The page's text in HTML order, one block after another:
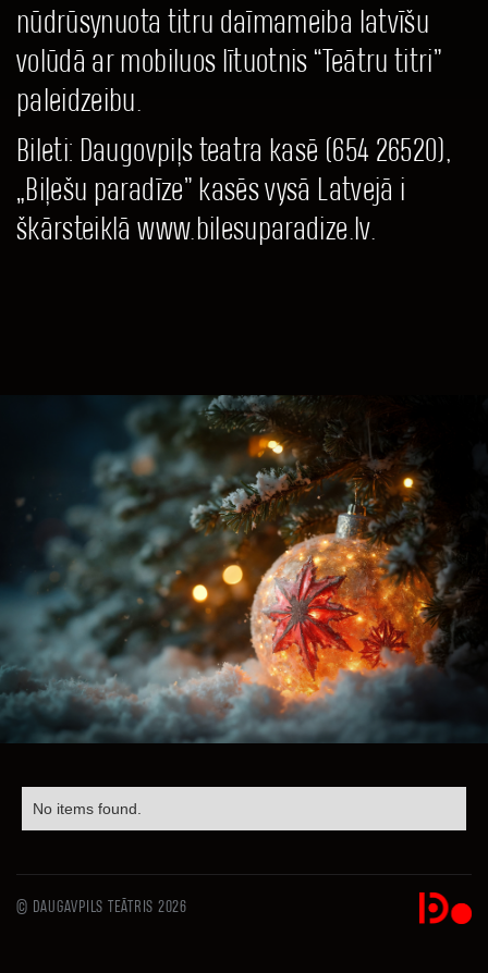
nūdrūsynuota titru daīmameiba latvīšu
volūdā ar mobiluos lītuotnis “Teātru titri”
paleidzeibu.
Bileti: Daugovpiļs teatra kasē (654 26520),
„Biļešu paradīze” kasēs vysā Latvejā i
škārsteiklā www.bilesuparadize.lv.
No items found.
© DAUGAVPILS TEĀTRIS 2026